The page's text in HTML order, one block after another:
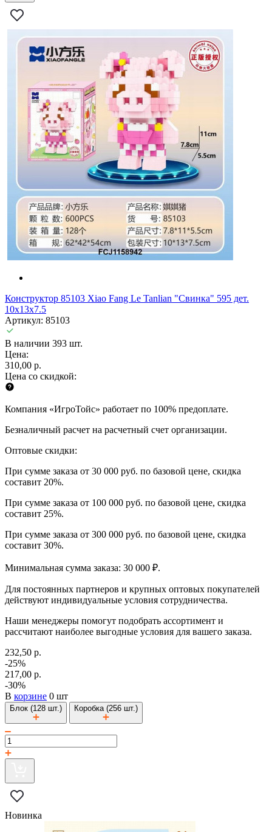
Конструктор 85103 Xiao Fang Le Tanlian "Свинка" 595 дет.
10x13x7.5
Артикул: 85103
В наличии 393 шт.
Цена:
310,00 р.
Цена со скидкой:
Компания «ИгроТойс» работает по 100% предоплате.
Безналичный расчет на расчетный счет организации.
Оптовые скидки:
При сумме заказа от 30 000 руб. по базовой цене, скидка
составит 20%.
При сумме заказа от 100 000 руб. по базовой цене, скидка
составит 25%.
При сумме заказа от 300 000 руб. по базовой цене, скидка
составит 30%.
Минимальная сумма заказа: 30 000 ₽.
Для постоянных партнеров и крупных оптовых покупателей
действуют индивидуальные условия сотрудничества.
Наши менеджеры помогут подобрать ассортимент и
рассчитают наиболее выгодные условия для вашего заказа.
232,50 р.
-25%
217,00 р.
-30%
В корзине 0 шт
Блок (128 шт.) Коробка (256 шт.)
Новинка